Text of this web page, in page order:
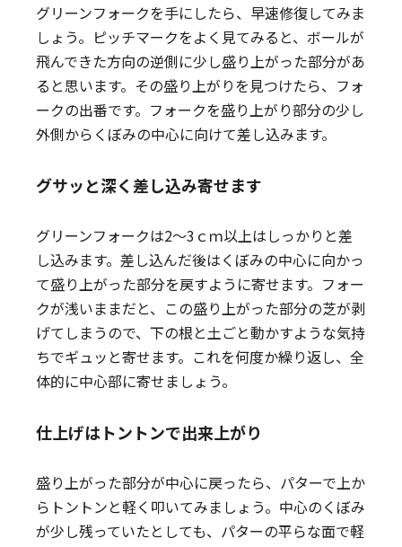
グリーンフォークを手にしたら、早速修復してみま
しょう。ピッチマークをよく見てみると、ボールが
飛んできた方向の逆側に少し盛り上がった部分があ
ると思います。その盛り上がりを見つけたら、フォ
ークの出番です。フォークを盛り上がり部分の少し
外側からくぼみの中心に向けて差し込みます。
グサッと深く差し込み寄せます
グリーンフォークは2～3ｃｍ以上はしっかりと差
し込みます。差し込んだ後はくぼみの中心に向かっ
て盛り上がった部分を戻すように寄せます。フォー
クが浅いままだと、この盛り上がった部分の芝が剥
げてしまうので、下の根と土ごと動かすような気持
ちでギュッと寄せます。これを何度か繰り返し、全
体的に中心部に寄せましょう。
仕上げはトントンで出来上がり
盛り上がった部分が中心に戻ったら、パターで上か
らトントンと軽く叩いてみましょう。中心のくぼみ
が少し残っていたとしても、パターの平らな面で軽